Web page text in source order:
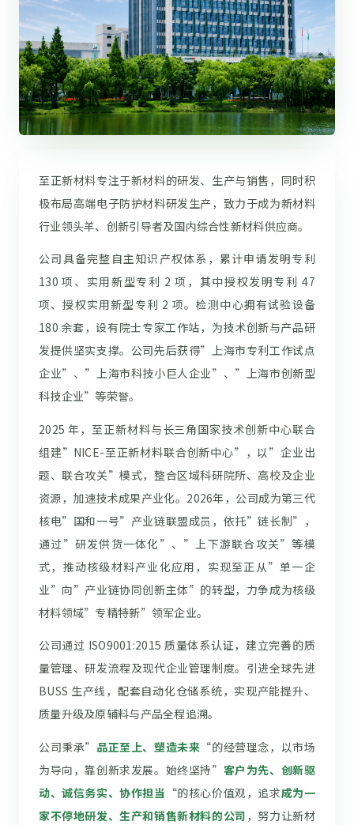
至正新材料专注于新材料的研发、生产与销售，同时积
极布局高端电子防护材料研发生产，致力于成为新材料
行业领头羊、创新引导者及国内综合性新材料供应商。
公司具备完整自主知识产权体系，累计申请发明专利
130 项、实用新型专利 2 项，其中授权发明专利 47
项、授权实用新型专利 2 项。检测中心拥有试验设备
180 余套，设有院士专家工作站，为技术创新与产品研
发提供坚实支撑。公司先后获得”上海市专利工作试点
企业”、”上海市科技小巨人企业”、”上海市创新型
科技企业”等荣誉。
2025 年，至正新材料与长三角国家技术创新中心联合
组建”NICE-至正新材料联合创新中心”，以”企业出
题、联合攻关”模式，整合区域科研院所、高校及企业
资源，加速技术成果产业化。2026年，公司成为第三代
核电”国和一号”产业链联盟成员，依托”链长制”，
通过”研发供货一体化”、”上下游联合攻关”等模
式，推动核级材料产业化应用，实现至正从”单一企
业”向”产业链协同创新主体”的转型，力争成为核级
材料领域”专精特新”领军企业。
公司通过 ISO9001:2015 质量体系认证，建立完善的质
量管理、研发流程及现代企业管理制度。引进全球先进
BUSS 生产线，配套自动化仓储系统，实现产能提升、
质量升级及原辅料与产品全程追溯。
公司秉承” 品正至上、塑造未来 “的经营理念，以市场
为导向，靠创新求发展。始终坚持” 客户为先、创新驱
动、诚信务实、协作担当 “的核心价值观，追求成为一
家不停地研发、生产和销售新材料的公司 ，努力让新材